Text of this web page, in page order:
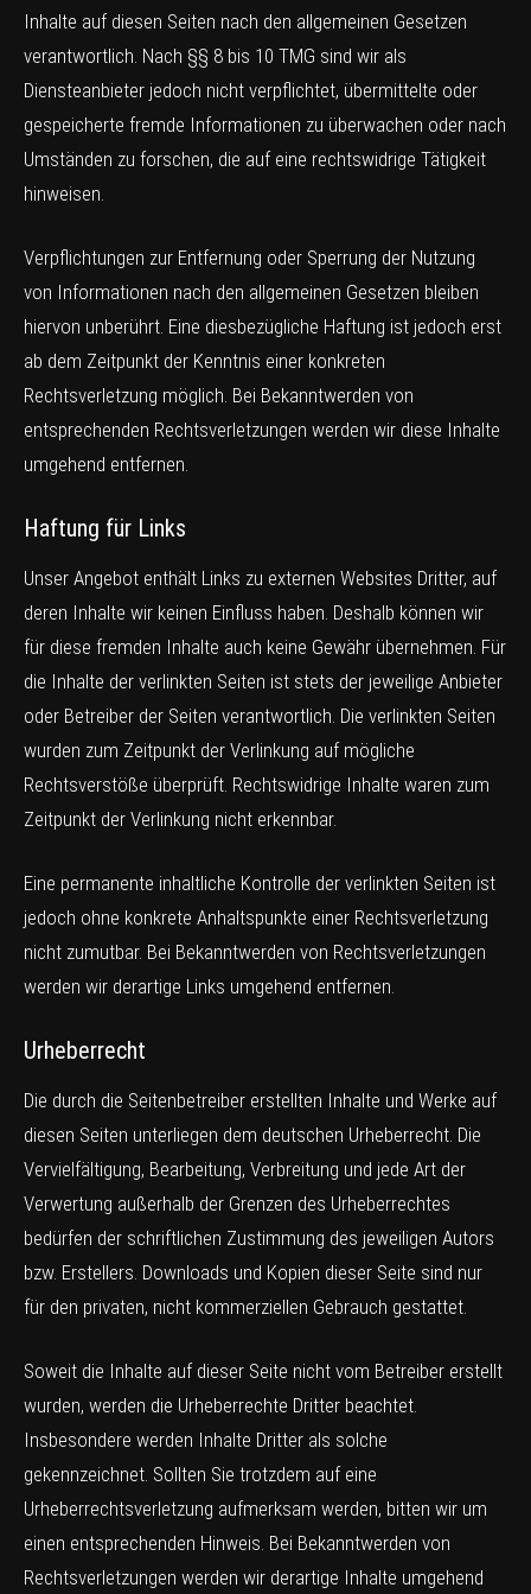
Inhalte auf diesen Seiten nach den allgemeinen Gesetzen
verantwortlich. Nach §§ 8 bis 10 TMG sind wir als
Diensteanbieter jedoch nicht verpflichtet, übermittelte oder
gespeicherte fremde Informationen zu überwachen oder nach
Umständen zu forschen, die auf eine rechtswidrige Tätigkeit
hinweisen.
Verpflichtungen zur Entfernung oder Sperrung der Nutzung
von Informationen nach den allgemeinen Gesetzen bleiben
hiervon unberührt. Eine diesbezügliche Haftung ist jedoch erst
ab dem Zeitpunkt der Kenntnis einer konkreten
Rechtsverletzung möglich. Bei Bekanntwerden von
entsprechenden Rechtsverletzungen werden wir diese Inhalte
umgehend entfernen.
Haftung für Links
Unser Angebot enthält Links zu externen Websites Dritter, auf
deren Inhalte wir keinen Einfluss haben. Deshalb können wir
für diese fremden Inhalte auch keine Gewähr übernehmen. Für
die Inhalte der verlinkten Seiten ist stets der jeweilige Anbieter
oder Betreiber der Seiten verantwortlich. Die verlinkten Seiten
wurden zum Zeitpunkt der Verlinkung auf mögliche
Rechtsverstöße überprüft. Rechtswidrige Inhalte waren zum
Zeitpunkt der Verlinkung nicht erkennbar.
Eine permanente inhaltliche Kontrolle der verlinkten Seiten ist
jedoch ohne konkrete Anhaltspunkte einer Rechtsverletzung
nicht zumutbar. Bei Bekanntwerden von Rechtsverletzungen
werden wir derartige Links umgehend entfernen.
Urheberrecht
Die durch die Seitenbetreiber erstellten Inhalte und Werke auf
diesen Seiten unterliegen dem deutschen Urheberrecht. Die
Vervielfältigung, Bearbeitung, Verbreitung und jede Art der
Verwertung außerhalb der Grenzen des Urheberrechtes
bedürfen der schriftlichen Zustimmung des jeweiligen Autors
bzw. Erstellers. Downloads und Kopien dieser Seite sind nur
für den privaten, nicht kommerziellen Gebrauch gestattet.
Soweit die Inhalte auf dieser Seite nicht vom Betreiber erstellt
wurden, werden die Urheberrechte Dritter beachtet.
Insbesondere werden Inhalte Dritter als solche
gekennzeichnet. Sollten Sie trotzdem auf eine
Urheberrechtsverletzung aufmerksam werden, bitten wir um
einen entsprechenden Hinweis. Bei Bekanntwerden von
Rechtsverletzungen werden wir derartige Inhalte umgehend